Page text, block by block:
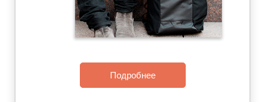
Подробнее